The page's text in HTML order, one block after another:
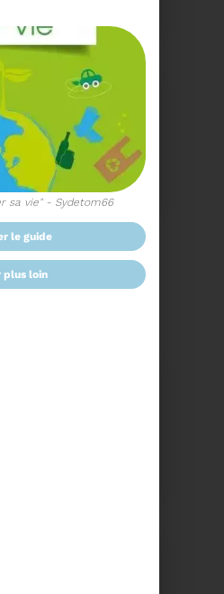
Voir plus
SÉANCE DU
DU
A
Voir plus
sa vie" - Sydetom66
le guide
plus loin